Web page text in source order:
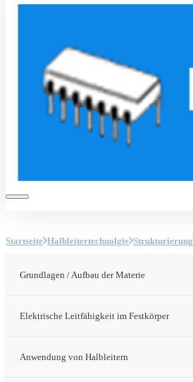
Startseite Halbleitertechnolgie Strukturierung
Grundlagen / Aufbau der Materie
Elektrische Leitfähigkeit im Festkörper
Anwendung von Halbleitern